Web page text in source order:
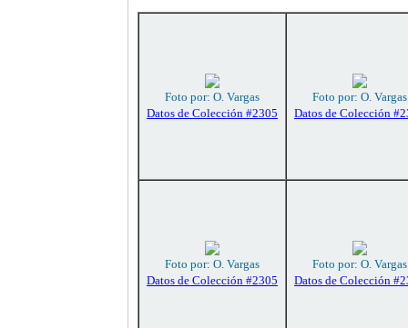
Foto por: O. Vargas
Datos de Colección #2305
Foto por: O. Vargas
Datos de Colección
Foto por: O. Vargas
Datos de Colección #2305
Foto por: O. Vargas
Datos de Colección